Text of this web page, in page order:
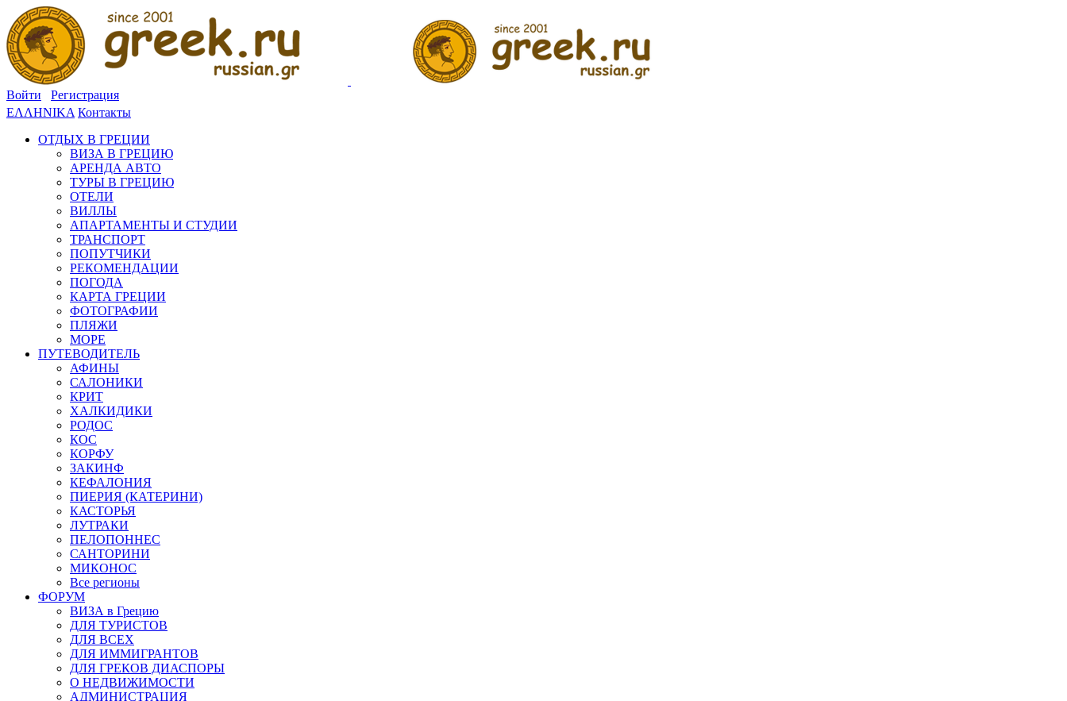
Войти
Регистрация
ΕΛΛΗΝΙΚΑ Контакты
ОТДЫХ В ГРЕЦИИ
ВИЗА В ГРЕЦИЮ
АРЕНДА АВТО
ТУРЫ В ГРЕЦИЮ
ОТЕЛИ
ВИЛЛЫ
АПАРТАМЕНТЫ И СТУДИИ
ТРАНСПОРТ
ПОПУТЧИКИ
РЕКОМЕНДАЦИИ
ПОГОДА
КАРТА ГРЕЦИИ
ФОТОГРАФИИ
ПЛЯЖИ
МОРЕ
ПУТЕВОДИТЕЛЬ
АФИНЫ
САЛОНИКИ
КРИТ
ХАЛКИДИКИ
РОДОС
КОС
КОРФУ
ЗАКИНФ
КЕФАЛОНИЯ
ПИЕРИЯ (КАТЕРИНИ)
КАСТОРЬЯ
ЛУТРАКИ
ПЕЛОПОННЕС
САНТОРИНИ
МИКОНОС
Все регионы
ФОРУМ
ВИЗА в Грецию
ДЛЯ ТУРИСТОВ
ДЛЯ ВСЕХ
ДЛЯ ИММИГРАНТОВ
ДЛЯ ГРЕКОВ ДИАСПОРЫ
О НЕДВИЖИМОСТИ
АДМИНИСТРАЦИЯ